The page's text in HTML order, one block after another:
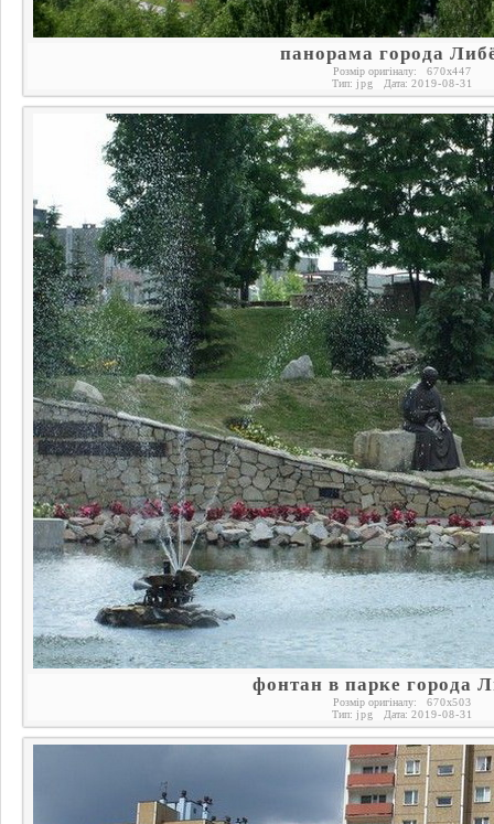
панорама города
Розмір оригіналу: 670x447
Тип: jpg Дата: 2019-08-31
фонтан в парке города
Розмір оригіналу: 670x503
Тип: jpg Дата: 2019-08-31